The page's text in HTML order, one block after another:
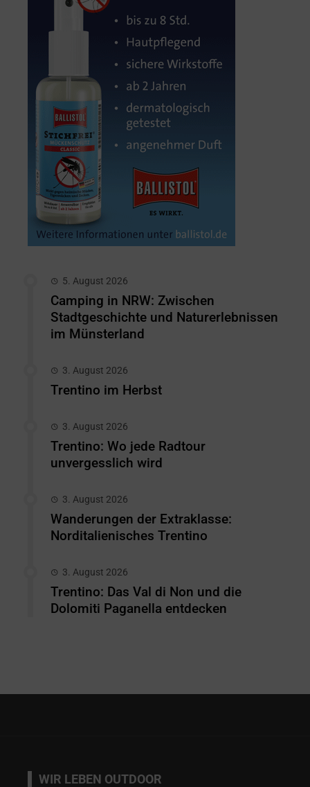
5. August 2026
Camping in NRW: Zwischen
Stadtgeschichte und Naturerlebnissen
im Münsterland
3. August 2026
Trentino im Herbst
3. August 2026
Trentino: Wo jede Radtour
unvergesslich wird
3. August 2026
Wanderungen der Extraklasse:
Norditalienisches Trentino
3. August 2026
Trentino: Das Val di Non und die
Dolomiti Paganella entdecken
WIR LEBEN OUTDOOR